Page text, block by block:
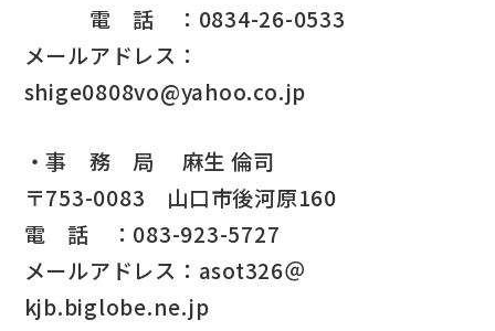
電 話 ：0834-26-0533
メールアドレス：
shige0808vo@yahoo.co.jp
・事 務 局 麻生 倫司
〒753-0083 山口市後河原160
電 話 ：083-923-5727
メールアドレス：asot326＠
kjb.biglobe.ne.jp